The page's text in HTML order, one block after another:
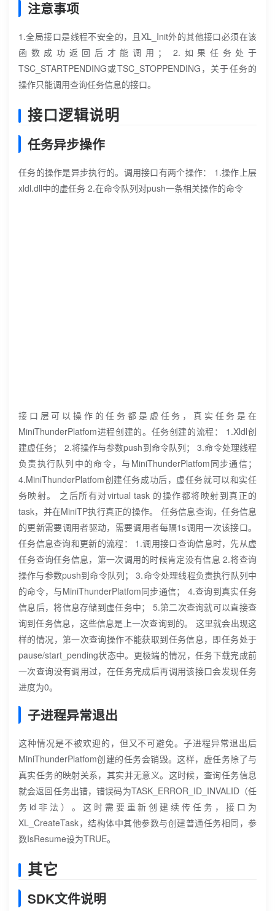
注意事项
1.全局接口是线程不安全的，且XL_Init外的其他接口必须在该
函数成功返回后才能调用； 2.如果任务处于
TSC_STARTPENDING或TSC_STOPPENDING，关于任务的
操作只能调用查询任务信息的接口。
接口逻辑说明
任务异步操作
任务的操作是异步执行的。调用接口有两个操作： 1.操作上层
xldl.dll中的虚任务 2.在命令队列对push一条相关操作的命令
接口层可以操作的任务都是虚任务，真实任务是在
MiniThunderPlatfom进程创建的。任务创建的流程： 1.Xldl创
建虚任务； 2.将操作与参数push到命令队列； 3.命令处理线程
负责执行队列中的命令，与MiniThunderPlatfom同步通信；
4.MiniThunderPlatfom创建任务成功后，虚任务就可以和实任
务映射。 之后所有对virtual task 的操作都将映射到真正的
task，并在MiniTP执行真正的操作。 任务信息查询，任务信息
的更新需要调用者驱动，需要调用者每隔1s调用一次该接口。
任务信息查询和更新的流程： 1.调用接口查询信息时，先从虚
任务查询任务信息，第一次调用的时候肯定没有信息 2.将查询
操作与参数push到命令队列； 3.命令处理线程负责执行队列中
的命令，与MiniThunderPlatfom同步通信； 4.查询到真实任务
信息后，将信息存储到虚任务中； 5.第二次查询就可以直接查
询到任务信息，这些信息是上一次查询到的。 这里就会出现这
样的情况，第一次查询操作不能获取到任务信息，即任务处于
pause/start_pending状态中。更极端的情况，任务下载完成前
一次查询没有调用过，在任务完成后再调用该接口会发现任务
进度为0。
子进程异常退出
这种情况是不被欢迎的，但又不可避免。子进程异常退出后
MiniThunderPlatfom创建的任务会销毁。这样，虚任务除了与
真实任务的映射关系，其实并无意义。这时候，查询任务信息
就会返回任务出错，错误码为TASK_ERROR_ID_INVALID（任
务id非法）。这时需要重新创建续传任务，接口为
XL_CreateTask，结构体中其他参数与创建普通任务相同，参
数IsResume设为TRUE。
其它
SDK文件说明